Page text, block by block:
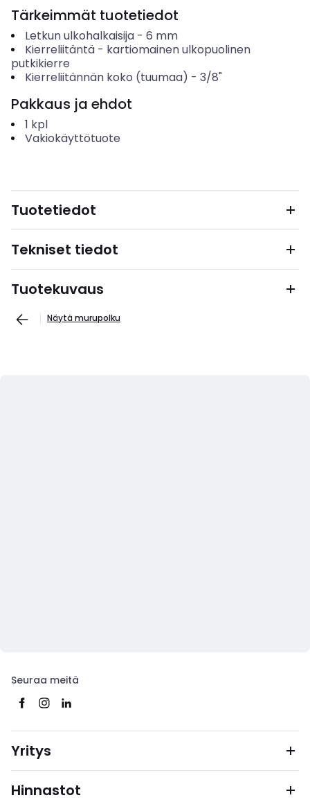
Tärkeimmät tuotetiedot
Letkun ulkohalkaisija- 6 mm
Kierreliitäntä- kartiomainen ulkopuolinen
putkikierre
Kierreliitännän koko (tuumaa) - 3/8"
Pakkaus ja ehdot
1 kpl
Vakiokäyttötuote
Tuotetiedot
Tekniset tiedot
Tuotekuvaus
Näytä murupolku
Seuraa meitä
Yritys
Hinnastot